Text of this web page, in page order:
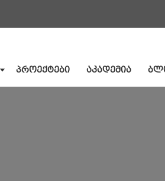
ᲞᲠᲝᲔᲥᲢᲔᲑᲘ ᲐᲙᲐᲓᲔᲛᲘᲐ